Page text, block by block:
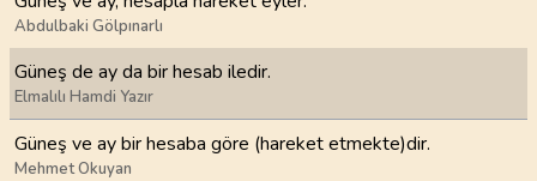
Abdulbaki Gölpınarlı
Güneş de ay da bir hesab iledir.
Elmalılı Hamdi Yazır
Güneş ve ay bir hesaba göre (hareket etmekte)dir.
Mehmet Okuyan